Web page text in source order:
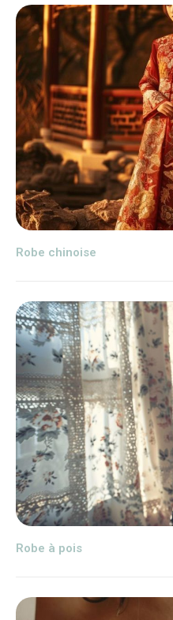
Robe chinoise
Robe à pois